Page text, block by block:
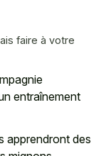
faire à votre
entraînement
apprendront des